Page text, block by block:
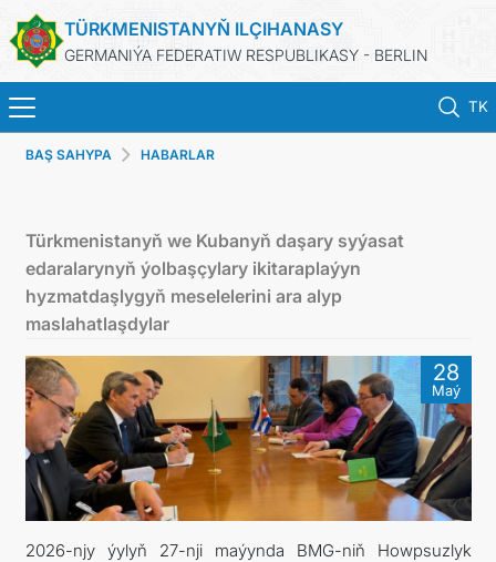
TÜRKMENISTANYŇ ILÇIHANASY
GERMANIÝA FEDERATIW RESPUBLIKASY - BERLIN
TK
STARTSEITE
MFAA TURKMENISTANS
KONSULAR ABTEILUNG
INVESTITIONEN IN TURKMENISTAN
KONTAKT
BAŞ SAHYPA HABARLAR
Türkmenistanyň we Kubanyň daşary syýasat
edaralarynyň ýolbaşçylary ikitaraplaýyn
hyzmatdaşlygyň meselelerini ara alyp
maslahatlaşdylar
28
Maý
2026-njy ýylyň 27-nji maýynda BMG-niň Howpsuzlyk